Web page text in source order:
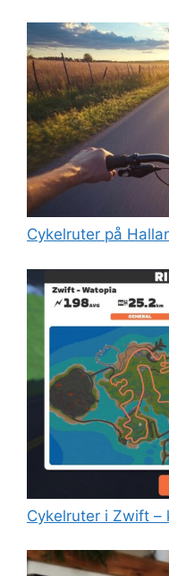
Cykelruter på
Cykelruter i Zwift –